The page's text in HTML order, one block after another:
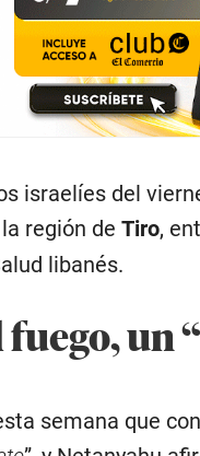
israelíes del
región de Tiro,
libanés.
un
semana que